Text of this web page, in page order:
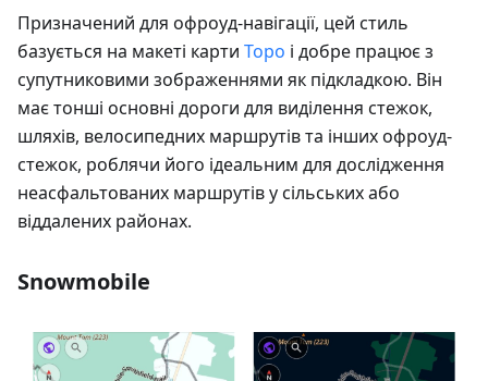
Призначений для офроуд-навігації, цей стиль
базується на макеті карти Topo і добре працює з
супутниковими зображеннями як підкладкою. Він
має тонші основні дороги для виділення стежок,
шляхів, велосипедних маршрутів та інших офроуд-
стежок, роблячи його ідеальним для дослідження
неасфальтованих маршрутів у сільських або
віддалених районах.
Snowmobile